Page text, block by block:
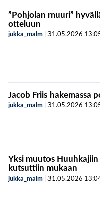
”Pohjolan muuri”
otteluun
jukka_malm 31.05.2026
Jacob Friis hakemassa
jukka_malm 31.05.2026
Yksi muutos
kutsuttiin mukaan
jukka_malm 31.05.2026